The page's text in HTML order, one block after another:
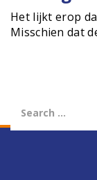
Het lijkt erop
Misschien dat